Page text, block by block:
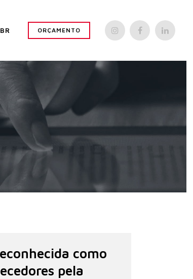
ORÇAMENTO
BR
como
pela